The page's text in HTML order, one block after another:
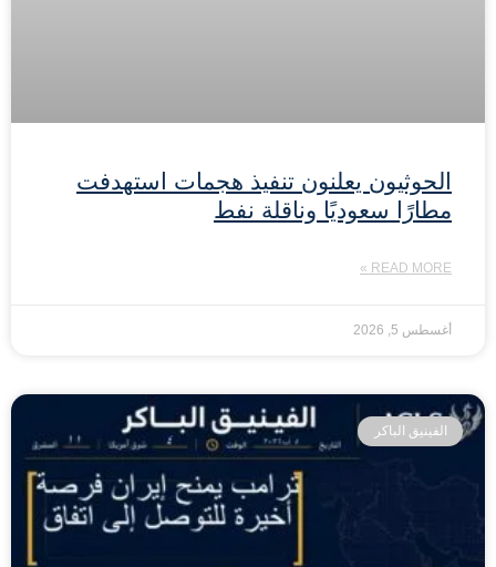
الحوثيون يعلنون تنفيذ هجمات استهدفت
مطارًا سعوديًا وناقلة نفط
READ MORE »
أغسطس 5, 2026
الفينيق الباكر